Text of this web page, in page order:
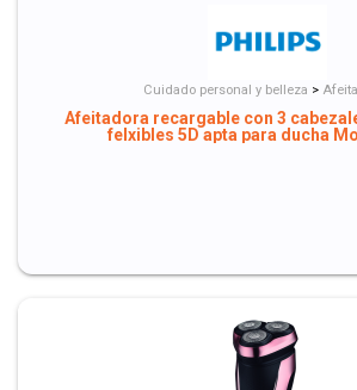
Cuidado personal y belleza >
Afeitadora recargable con 3
felxibles 5D apta para ducha